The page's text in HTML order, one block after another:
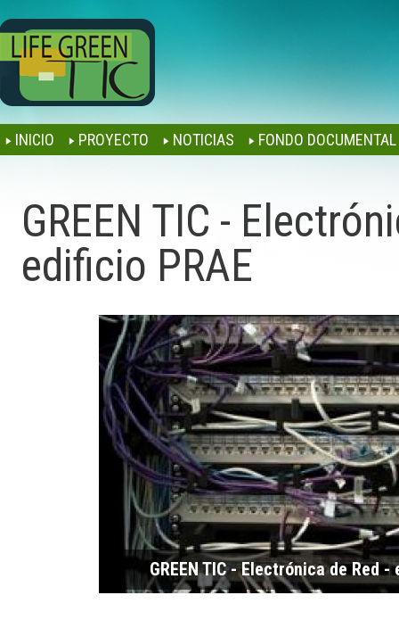
INICIO PROYECTO NOTICIAS FONDO DOCUMENTAL
GREEN TIC -
edificio PRAE
GREEN TIC - Electrónica de Red -